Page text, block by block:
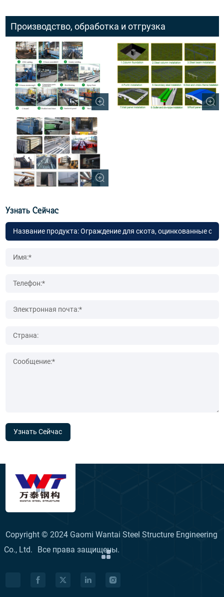
Производство, обработка и отгрузка
Узнать Сейчас
Узнать Сейчас
Copyright © 2024 Gaomi Wantai Steel Structure Engineering
Co., Ltd.
Все права защищены.